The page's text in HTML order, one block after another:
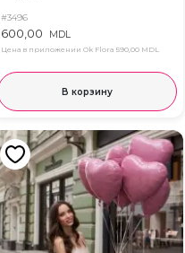
#3496
600,00 MDL
Цена в приложении Ok Flora 590,00 MDL
В корзину